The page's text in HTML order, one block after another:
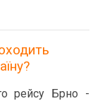
рейсу Брно -